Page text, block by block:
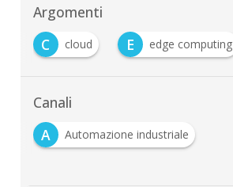
Argomenti
C
cloud E edge computing
Canali
A
Automazione industriale